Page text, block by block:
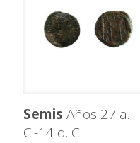
Semis Años 27 a.
C.-14 d. C.